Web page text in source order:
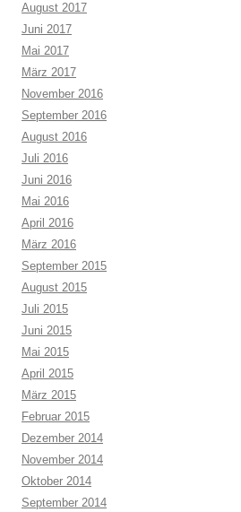
August 2017
Juni 2017
Mai 2017
März 2017
November 2016
September 2016
August 2016
Juli 2016
Juni 2016
Mai 2016
April 2016
März 2016
September 2015
August 2015
Juli 2015
Juni 2015
Mai 2015
April 2015
März 2015
Februar 2015
Dezember 2014
November 2014
Oktober 2014
September 2014